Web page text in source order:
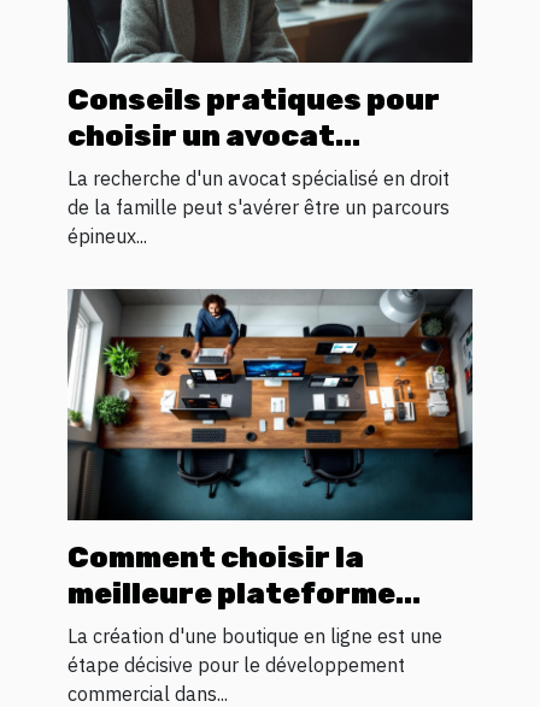
Conseils pratiques pour
choisir un avocat
spécialisé en droit
familial
La recherche d'un avocat spécialisé en droit
de la famille peut s'avérer être un parcours
épineux...
Comment choisir la
meilleure plateforme
pour votre boutique en
ligne
La création d'une boutique en ligne est une
étape décisive pour le développement
commercial dans...